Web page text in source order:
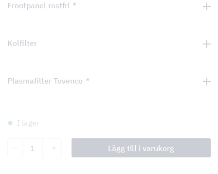
Frontpanel rostfri *
Kolfilter
Plasmafilter Tovenco *
I lager
Lägg till i varukorg